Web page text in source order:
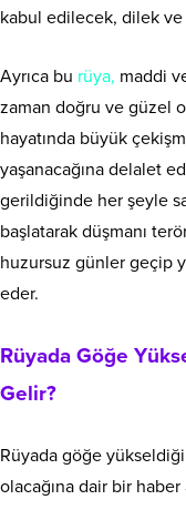
kabul edilecek, dilek
Ayrıca bu rüya, maddi
zaman doğru ve güzel
hayatında büyük
yaşanacağına delalet
gerildiğinde her şeyle
başlatarak düşmanı
huzursuz günler geçip
eder.
Rüyada Göğe
Gelir?
Rüyada göğe
olacağına dair bir